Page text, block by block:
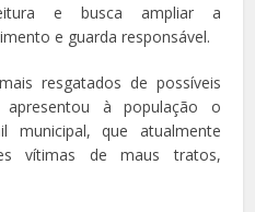
e busca ampliar a
e guarda responsável.
resgatados de possíveis
à população o
municipal, que atualmente
vítimas de maus tratos,